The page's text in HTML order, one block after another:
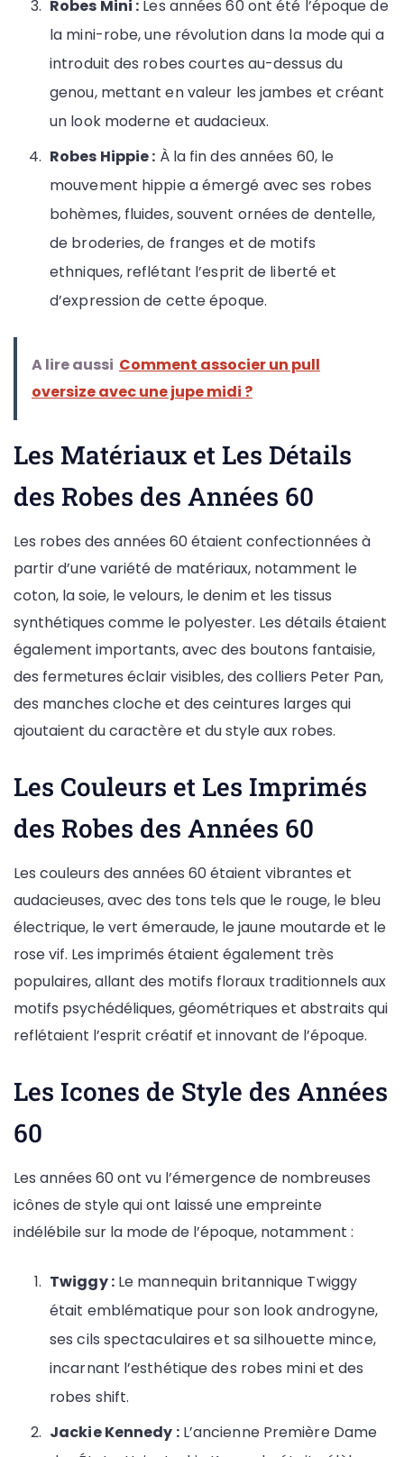
Robes Mini : Les années 60 ont été l’époque de
la mini-robe, une révolution dans la mode qui a
introduit des robes courtes au-dessus du
genou, mettant en valeur les jambes et créant
un look moderne et audacieux.
Robes Hippie : À la fin des années 60, le
mouvement hippie a émergé avec ses robes
bohèmes, fluides, souvent ornées de dentelle,
de broderies, de franges et de motifs
ethniques, reflétant l’esprit de liberté et
d’expression de cette époque.
A lire aussi Comment associer un pull
oversize avec une jupe midi ?
Les Matériaux et Les Détails
des Robes des Années 60
Les robes des années 60 étaient confectionnées à
partir d’une variété de matériaux, notamment le
coton, la soie, le velours, le denim et les tissus
synthétiques comme le polyester. Les détails étaient
également importants, avec des boutons fantaisie,
des fermetures éclair visibles, des colliers Peter Pan,
des manches cloche et des ceintures larges qui
ajoutaient du caractère et du style aux robes.
Les Couleurs et Les Imprimés
des Robes des Années 60
Les couleurs des années 60 étaient vibrantes et
audacieuses, avec des tons tels que le rouge, le bleu
électrique, le vert émeraude, le jaune moutarde et le
rose vif. Les imprimés étaient également très
populaires, allant des motifs floraux traditionnels aux
motifs psychédéliques, géométriques et abstraits qui
reflétaient l’esprit créatif et innovant de l’époque.
Les Icones de Style des Années
60
Les années 60 ont vu l’émergence de nombreuses
icônes de style qui ont laissé une empreinte
indélébile sur la mode de l’époque, notamment :
Twiggy :Le mannequin britannique Twiggy
était emblématique pour son look androgyne,
ses cils spectaculaires et sa silhouette mince,
incarnant l’esthétique des robes mini et des
robes shift.
Jackie Kennedy :L’ancienne Première Dame